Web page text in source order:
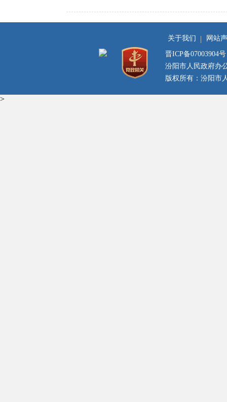
关于我们 网站
晋ICP备07003904号
汾阳市人民政府办
版权所有：汾阳市
>